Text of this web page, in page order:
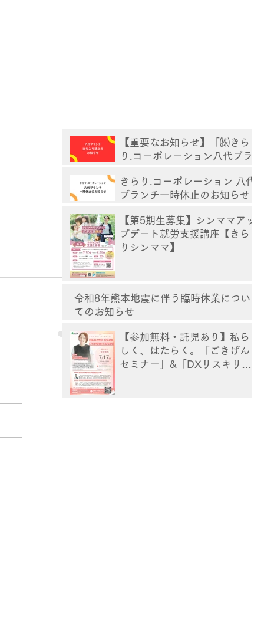
【重要なお知らせ】「㈱きら
り.コーポレーション八代ブラ
きらり.コーポレーション 八代
ブランチ一時休止のお知らせ
【第5期生募集】シンママアッ
プデート就労支援講座【きら
りシンママ】
令和8年熊本地震に伴う臨時休業につい
てのお知らせ
【参加無料・託児あり】私ら
しく、はたらく。「ごきげん
セミナー」&「DXリスキリン